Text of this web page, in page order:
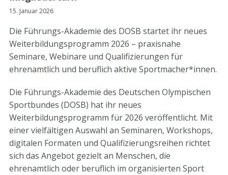
15. Januar 2026
Die Führungs-Akademie des DOSB startet ihr neues
Weiterbildungsprogramm 2026 – praxisnahe
Seminare, Webinare und Qualifizierungen für
ehrenamtlich und beruflich aktive Sportmacher*innen.
Die Führungs-Akademie des Deutschen Olympischen
Sportbundes (DOSB) hat ihr neues
Weiterbildungsprogramm für 2026 veröffentlicht. Mit
einer vielfältigen Auswahl an Seminaren, Workshops,
digitalen Formaten und Qualifizierungsreihen richtet
sich das Angebot gezielt an Menschen, die
ehrenamtlich oder beruflich im organisierten Sport